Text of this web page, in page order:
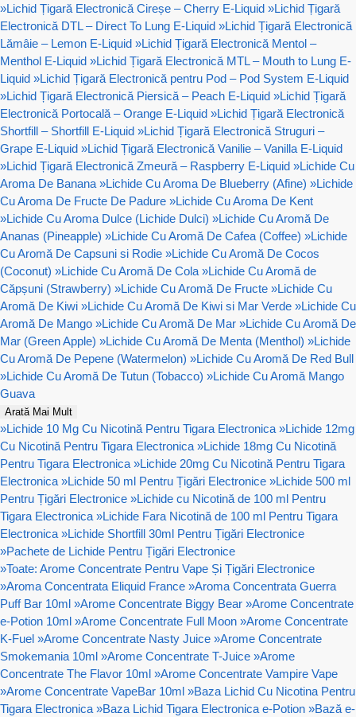
»Lichid Țigară Electronică Cireșe – Cherry E-Liquid »Lichid Țigară
Electronică DTL – Direct To Lung E-Liquid »Lichid Țigară Electronică
Lămâie – Lemon E-Liquid »Lichid Țigară Electronică Mentol –
Menthol E-Liquid »Lichid Țigară Electronică MTL – Mouth to Lung E-
Liquid »Lichid Țigară Electronică pentru Pod – Pod System E-Liquid
»Lichid Țigară Electronică Piersică – Peach E-Liquid »Lichid Țigară
Electronică Portocală – Orange E-Liquid »Lichid Țigară Electronică
Shortfill – Shortfill E-Liquid »Lichid Țigară Electronică Struguri –
Grape E-Liquid »Lichid Țigară Electronică Vanilie – Vanilla E-Liquid
»Lichid Țigară Electronică Zmeură – Raspberry E-Liquid »Lichide Cu
Aroma De Banana »Lichide Cu Aroma De Blueberry (Afine) »Lichide
Cu Aroma De Fructe De Padure »Lichide Cu Aroma De Kent
»Lichide Cu Aroma Dulce (Lichide Dulci) »Lichide Cu Aromă De
Ananas (Pineapple) »Lichide Cu Aromă De Cafea (Coffee) »Lichide
Cu Aromă De Capsuni si Rodie »Lichide Cu Aromă De Cocos
(Coconut) »Lichide Cu Aromă De Cola »Lichide Cu Aromă de
Căpșuni (Strawberry) »Lichide Cu Aromă De Fructe »Lichide Cu
Aromă De Kiwi »Lichide Cu Aromă De Kiwi si Mar Verde »Lichide Cu
Aromă De Mango »Lichide Cu Aromă De Mar »Lichide Cu Aromă De
Mar (Green Apple) »Lichide Cu Aromă De Menta (Menthol) »Lichide
Cu Aromă De Pepene (Watermelon) »Lichide Cu Aromă De Red Bull
»Lichide Cu Aromă De Tutun (Tobacco) »Lichide Cu Aromă Mango
Guava
Arată Mai Mult
»Lichide 10 Mg Cu Nicotină Pentru Tigara Electronica »Lichide 12mg
Cu Nicotină Pentru Tigara Electronica »Lichide 18mg Cu Nicotină
Pentru Tigara Electronica »Lichide 20mg Cu Nicotină Pentru Tigara
Electronica »Lichide 50 ml Pentru Țigări Electronice »Lichide 500 ml
Pentru Țigări Electronice »Lichide cu Nicotină de 100 ml Pentru
Tigara Electronica »Lichide Fara Nicotină de 100 ml Pentru Tigara
Electronica »Lichide Shortfill 30ml Pentru Țigări Electronice
»Pachete de Lichide Pentru Țigări Electronice
»Toate: Arome Concentrate Pentru Vape Și Țigări Electronice
»Aroma Concentrata Eliquid France »Aroma Concentrata Guerra
Puff Bar 10ml »Arome Concentrate Biggy Bear »Arome Concentrate
e-Potion 10ml »Arome Concentrate Full Moon »Arome Concentrate
K-Fuel »Arome Concentrate Nasty Juice »Arome Concentrate
Smokemania 10ml »Arome Concentrate T-Juice »Arome
Concentrate The Flavor 10ml »Arome Concentrate Vampire Vape
»Arome Concentrate VapeBar 10ml »Baza Lichid Cu Nicotina Pentru
Tigara Electronica »Baza Lichid Tigara Electronica e-Potion »Bază e-